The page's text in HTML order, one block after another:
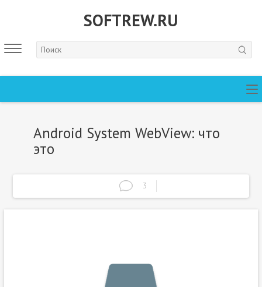
SOFTREW.RU
Android System WebView: что
это
3